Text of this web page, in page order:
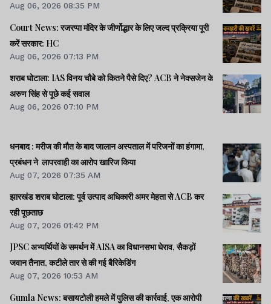
Aug 06, 2026 08:35 PM
Court News: रजरप्पा मंदिर के जीर्णोद्धार के लिए जल्द प्रक्रिया पूरी
करें सरकार: HC
Aug 06, 2026 07:13 PM
शराब घोटाला: IAS विनय चौबे को कितने पैसे दिए? ACB ने नेक्सजेन के
अरुण सिंह से पूछे कई सवाल
Aug 06, 2026 07:10 PM
धनबाद : मरीज की मौत के बाद जालान अस्पताल में परिजनों का हंगामा,
प्रबंधन ने लापरवाही का आरोप खारिज किया
Aug 07, 2026 07:35 AM
झारखंड शराब घोटाला: पूर्व उत्पाद अधिकारी अमर मेहता से ACB कर
रही पूछताछ
Aug 07, 2026 01:42 PM
JPSC अभ्यर्थियों के समर्थन में AISA का विधानसभा घेराव, सैकड़ों
जवान तैनात, कटीले तार से की गई बैरिकेडिंग
Aug 07, 2026 10:53 AM
Gumla News: बसायटोली हमले में पुलिस की कार्रवाई, एक आरोपी